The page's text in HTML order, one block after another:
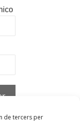
de tercers per